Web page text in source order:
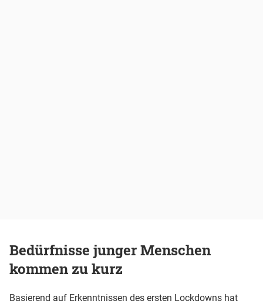
Bedürfnisse junger Menschen
kommen zu kurz
Basierend auf Erkenntnissen des ersten Lockdowns hat